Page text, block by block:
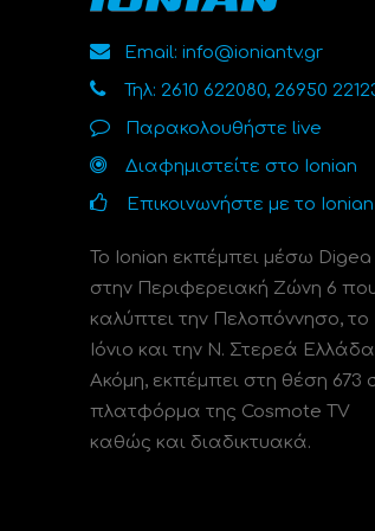
Email: info@ioniantv.gr
Τηλ: 2610 622080, 26950
Παρακολουθήστε live
Διαφημιστείτε στο Ionian
Επικοινωνήστε με το Ionian
Το Ionian εκπέμπει μέσω Digea
στην Περιφερειακή Ζώνη 6
καλύπτει την Πελοπόννησο, το
Ιόνιο και την Ν. Στερεά
Ακόμη, εκπέμπει στη θέση 673
πλατφόρμα της Cosmote TV
καθώς και διαδικτυακά.